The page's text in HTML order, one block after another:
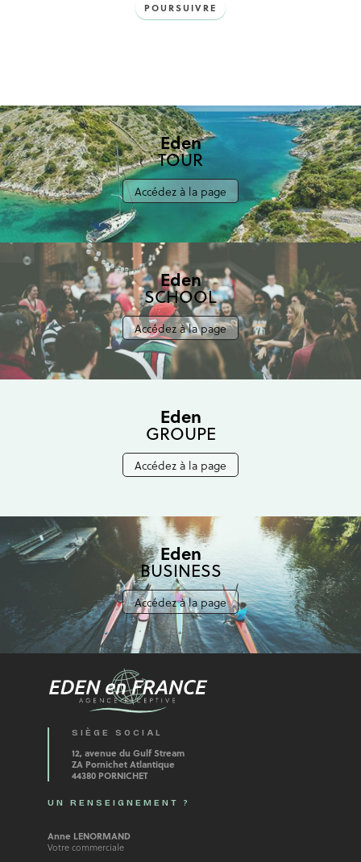
POURSUIVRE
Eden
TOUR
Accédez à la page
Eden
SCHOOL
Accédez à la page
Eden
GROUPE
Accédez à la page
Eden
BUSINESS
Accédez à la page
SIÈGE SOCIAL
12, avenue du Gulf Stream
ZA Pornichet Atlantique
44380 PORNICHET
UN RENSEIGNEMENT ?
Anne LENORMAND
Votre commerciale